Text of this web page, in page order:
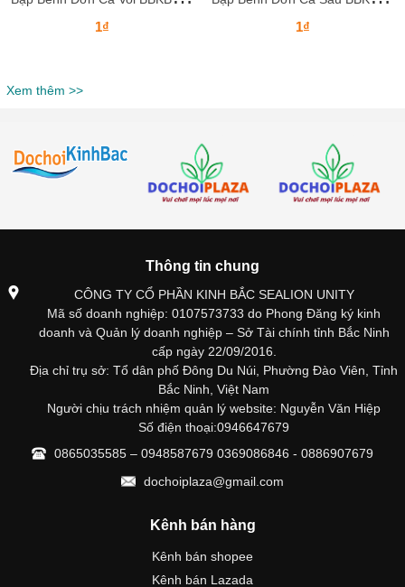
1₫ 1₫
Xem thêm >>
Thông tin chung
CÔNG TY CỔ PHẦN KINH BẮC SEALION UNITY
Mã số doanh nghiệp: 0107573733 do Phong Đăng ký kinh
doanh và Quản lý doanh nghiệp – Sở Tài chính tỉnh Bắc Ninh
cấp ngày 22/09/2016.
Địa chỉ trụ sở: Tổ dân phố Đông Du Núi, Phường Đào Viên, Tỉnh
Bắc Ninh, Việt Nam
Người chịu trách nhiệm quản lý website: Nguyễn Văn Hiệp
Số điện thoại:0946647679
0865035585 – 0948587679 0369086846 - 0886907679
dochoiplaza@gmail.com
Kênh bán hàng
Kênh bán shopee
Kênh bán Lazada